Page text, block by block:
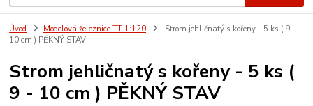
Úvod Modelová železnice TT 1:120
Strom jehličnatý s kořeny - 5 ks ( 9 -
10 cm ) PĚKNÝ STAV
Strom jehličnatý s kořeny - 5 ks (
9 - 10 cm ) PĚKNÝ STAV